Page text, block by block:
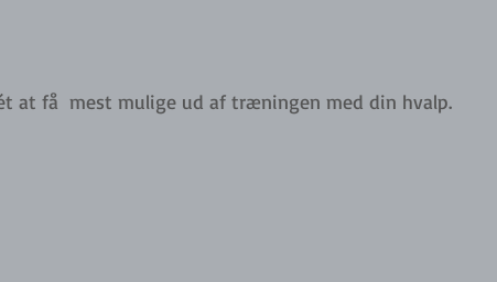
at få  mest mulige ud af træningen med din hvalp.